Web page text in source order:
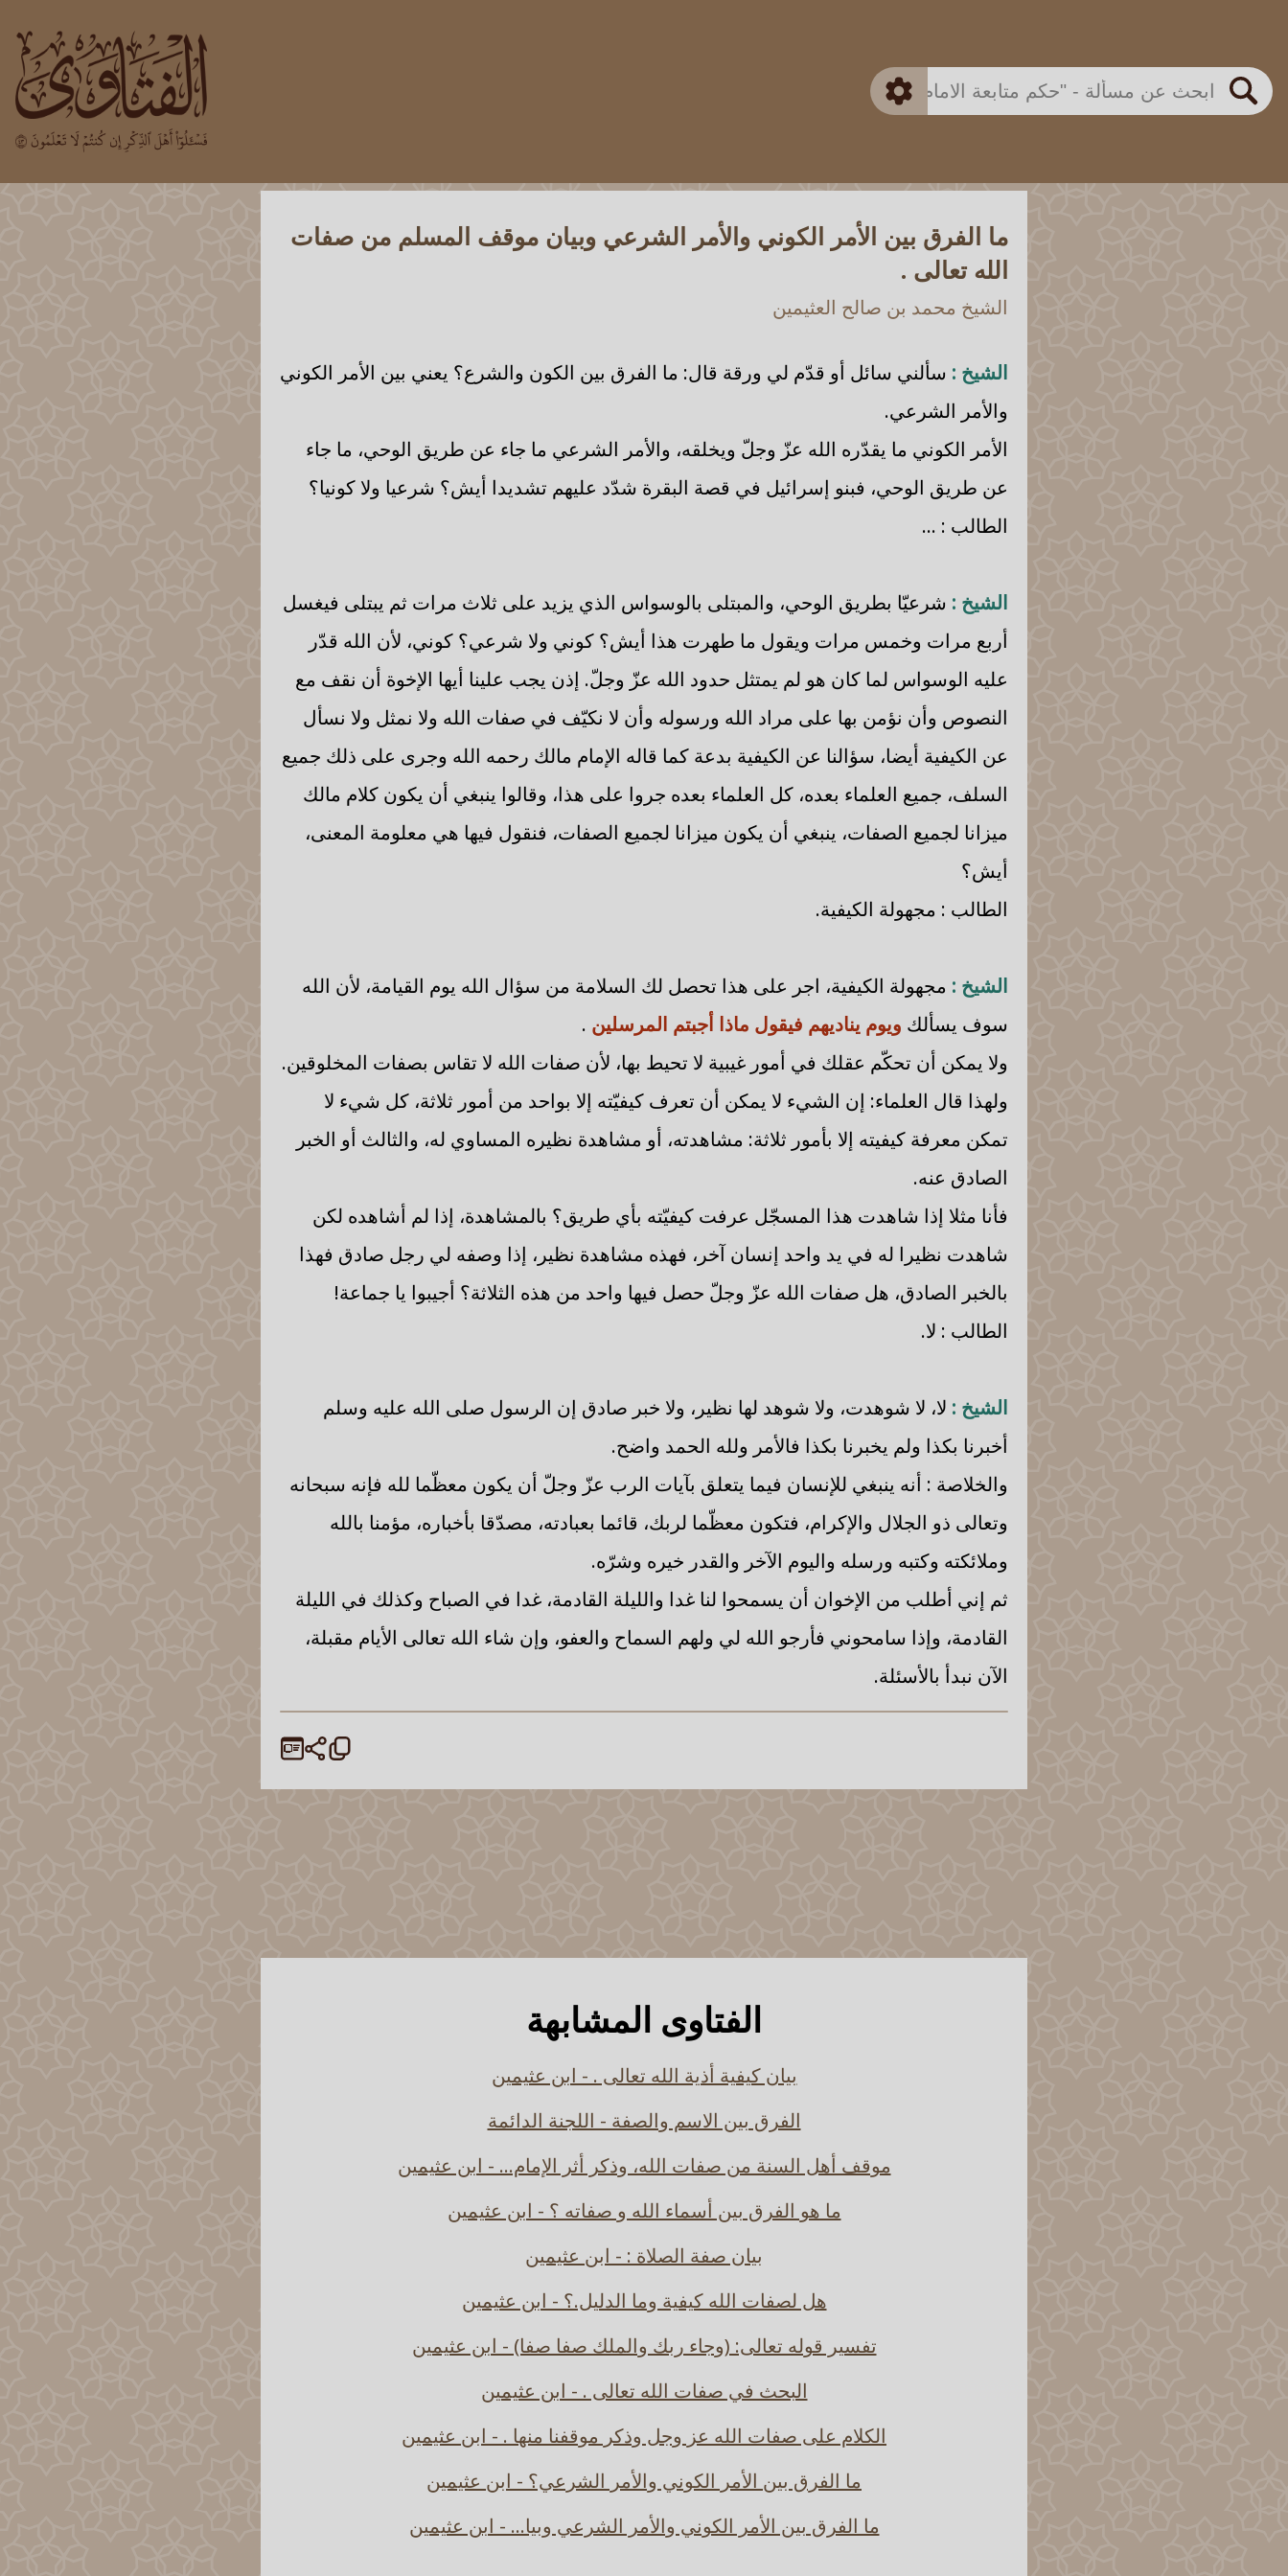
بحث
اللجنة الدائمة
متقدم
ما الفرق بين الأمر الكوني والأمر الشرعي وبيان موقف المسلم من صفات
الله تعالى .
الشيخ محمد بن صالح العثيمين
الشيخ : سألني سائل أو قدّم لي ورقة قال: ما الفرق بين الكون والشرع؟ يعني بين الأمر الكوني
والأمر الشرعي.
الأمر الكوني ما يقدّره الله عزّ وجلّ ويخلقه، والأمر الشرعي ما جاء عن طريق الوحي، ما جاء
عن طريق الوحي، فبنو إسرائيل في قصة البقرة شدّد عليهم تشديدا أيش؟ شرعيا ولا كونيا؟
الطالب : ...
الشيخ : شرعيّا بطريق الوحي، والمبتلى بالوسواس الذي يزيد على ثلاث مرات ثم يبتلى فيغسل
أربع مرات وخمس مرات ويقول ما طهرت هذا أيش؟ كوني ولا شرعي؟ كوني، لأن الله قدّر
عليه الوسواس لما كان هو لم يمتثل حدود الله عزّ وجلّ. إذن يجب علينا أيها الإخوة أن نقف مع
النصوص وأن نؤمن بها على مراد الله ورسوله وأن لا نكيّف في صفات الله ولا نمثل ولا نسأل
عن الكيفية أيضا، سؤالنا عن الكيفية بدعة كما قاله الإمام مالك رحمه الله وجرى على ذلك جميع
السلف، جميع العلماء بعده، كل العلماء بعده جروا على هذا، وقالوا ينبغي أن يكون كلام مالك
ميزانا لجميع الصفات، ينبغي أن يكون ميزانا لجميع الصفات، فنقول فيها هي معلومة المعنى،
أيش؟
الطالب : مجهولة الكيفية.
الشيخ : مجهولة الكيفية، اجر على هذا تحصل لك السلامة من سؤال الله يوم القيامة، لأن الله
سوف يسألك ويوم يناديهم فيقول ماذا أجبتم المرسلين .
ولا يمكن أن تحكّم عقلك في أمور غيبية لا تحيط بها، لأن صفات الله لا تقاس بصفات المخلوقين.
ولهذا قال العلماء: إن الشيء لا يمكن أن تعرف كيفيّته إلا بواحد من أمور ثلاثة، كل شيء لا
تمكن معرفة كيفيته إلا بأمور ثلاثة: مشاهدته، أو مشاهدة نظيره المساوي له، والثالث أو الخبر
الصادق عنه.
فأنا مثلا إذا شاهدت هذا المسجّل عرفت كيفيّته بأي طريق؟ بالمشاهدة، إذا لم أشاهده لكن
شاهدت نظيرا له في يد واحد إنسان آخر، فهذه مشاهدة نظير، إذا وصفه لي رجل صادق فهذا
بالخبر الصادق، هل صفات الله عزّ وجلّ حصل فيها واحد من هذه الثلاثة؟ أجيبوا يا جماعة!
الطالب : لا.
الشيخ : لا، لا شوهدت، ولا شوهد لها نظير، ولا خبر صادق إن الرسول صلى الله عليه وسلم
أخبرنا بكذا ولم يخبرنا بكذا فالأمر ولله الحمد واضح.
والخلاصة : أنه ينبغي للإنسان فيما يتعلق بآيات الرب عزّ وجلّ أن يكون معظّما لله فإنه سبحانه
وتعالى ذو الجلال والإكرام، فتكون معظّما لربك، قائما بعبادته، مصدّقا بأخباره، مؤمنا بالله
وملائكته وكتبه ورسله واليوم الآخر والقدر خيره وشرّه.
ثم إني أطلب من الإخوان أن يسمحوا لنا غدا والليلة القادمة، غدا في الصباح وكذلك في الليلة
القادمة، وإذا سامحوني فأرجو الله لي ولهم السماح والعفو، وإن شاء الله تعالى الأيام مقبلة،
الآن نبدأ بالأسئلة.
الفتاوى المشابهة
بيان كيفية أذية الله تعالى . - ابن عثيمين
الفرق بين الاسم والصفة - اللجنة الدائمة
موقف أهل السنة من صفات الله، وذكر أثر الإمام... - ابن عثيمين
ما هو الفرق بين أسماء الله و صفاته ؟ - ابن عثيمين
بيان صفة الصلاة : - ابن عثيمين
هل لصفات الله كيفية وما الدليل.؟ - ابن عثيمين
تفسير قوله تعالى: (وجاء ربك والملك صفا صفا) - ابن عثيمين
البحث في صفات الله تعالى . - ابن عثيمين
الكلام على صفات الله عز وجل وذكر موقفنا منها . - ابن عثيمين
ما الفرق بين الأمر الكوني والأمر الشرعي؟ - ابن عثيمين
ما الفرق بين الأمر الكوني والأمر الشرعي وبيا... - ابن عثيمين